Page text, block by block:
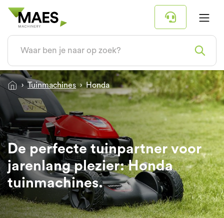
Tuinmachines Honda
De perfecte tuinpartner voor
jarenlang plezier: Honda
tuinmachines.